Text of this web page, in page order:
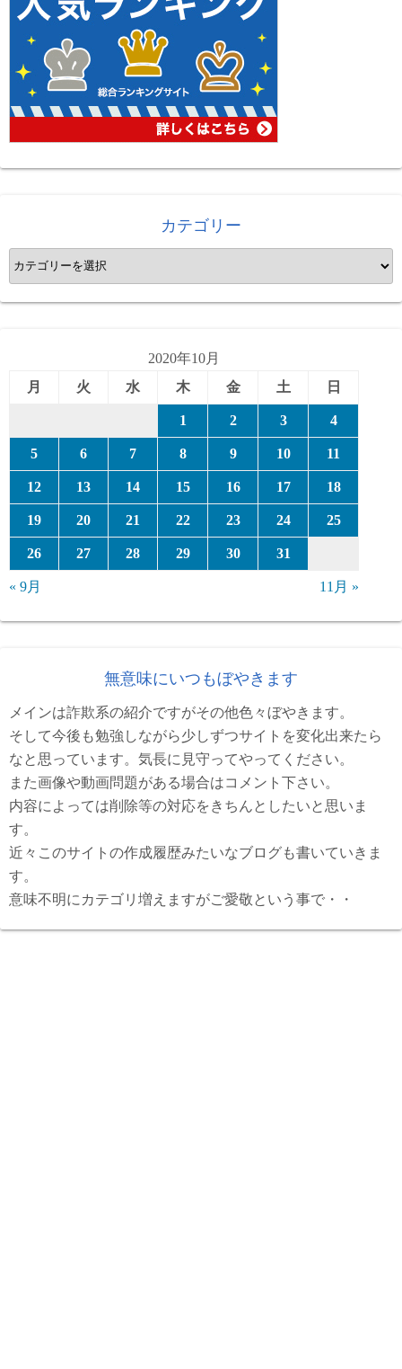
カテゴリー
カ
テ
ゴ
2020年10月
月
火 水 木 金 土 日
1 2 3 4
5 6 7 8 9 10 11
12 13 14 15 16 17 18
19 20 21 22 23 24 25
26 27 28 29 30 31
« 9月 11月 »
無意味にいつもぼやきます
メインは詐欺系の紹介ですがその他色々ぼやきます。
そして今後も勉強しながら少しずつサイトを変化出来たら
なと思っています。気長に見守ってやってください。
また画像や動画問題がある場合はコメント下さい。
内容によっては削除等の対応をきちんとしたいと思いま
す。
近々このサイトの作成履歴みたいなブログも書いていきま
す。
意味不明にカテゴリ増えますがご愛敬という事で・・